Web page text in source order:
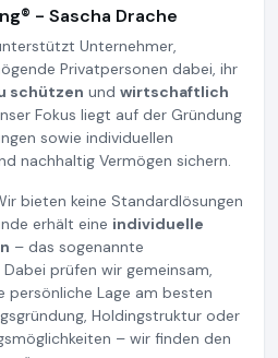
- Sascha Drache
Unternehmer,
Privatpersonen dabei, ihr
schützen und wirtschaftlich
Fokus liegt auf der Gründung
sowie individuellen
nachhaltig Vermögen sichern.
bieten keine Standardlösungen
erhält eine individuelle
– das sogenannte
prüfen wir gemeinsam,
persönliche Lage am besten
Holdingstruktur oder
– wir finden den